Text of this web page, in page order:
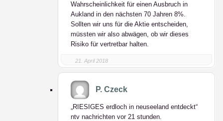
Wahrscheinlichkeit für einen Ausbruch in
Aukland in den nächsten 70 Jahren 8%.
Sollten wir uns für die Aktie entscheiden,
müssten wir also abwägen, ob wir dieses
Risiko für vertretbar halten.
21. April 2018
P. Czeck
„RIESIGES erdloch in neuseeland entdeckt“
ntv nachrichten vor 21 stunden.